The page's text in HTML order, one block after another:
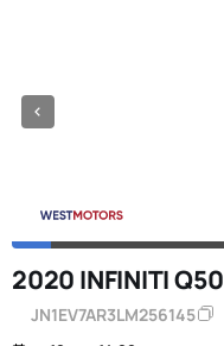
2020 INFINITI Q50
JN1EV7AR3LM256145